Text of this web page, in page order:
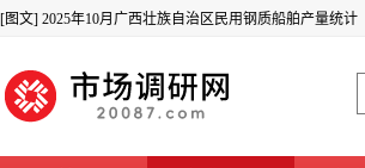
[图文] 2025年10月广西壮族自治区民用钢质船舶产量统计